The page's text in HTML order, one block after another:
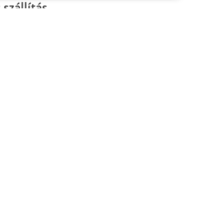
szállítás